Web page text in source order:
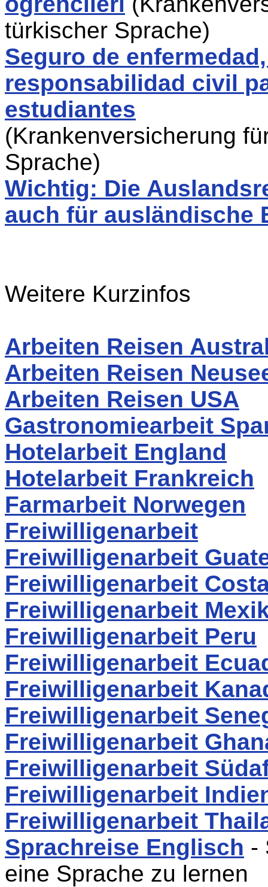
türkischer Sprache)
Seguro de
responsabilidad civil
estudiantes
(Krankenversicherung
Sprache)
Wichtig: Die
auch für ausländische
Weitere Kurzinfos
Arbeiten Reisen
Arbeiten Reisen
Arbeiten Reisen USA
Gastronomiearbeit
Hotelarbeit England
Hotelarbeit Frankreich
Farmarbeit Norwegen
Freiwilligenarbeit
Freiwilligenarbeit
Freiwilligenarbeit
Freiwilligenarbeit
Freiwilligenarbeit Peru
Freiwilligenarbeit
Freiwilligenarbeit
Freiwilligenarbeit
Freiwilligenarbeit
Freiwilligenarbeit
Freiwilligenarbeit
Freiwilligenarbeit
Sprachreise Englisch -
eine Sprache zu lernen